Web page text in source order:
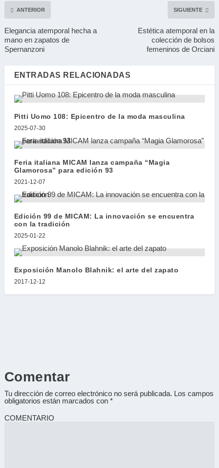
ANTERIOR
Elegancia atemporal hecha a
mano en zapatos de
Spernanzoni
SIGUIENTE
Estética atemporal en la
colección de bolsos
femeninos de Orciani
ENTRADAS RELACIONADAS
Pitti Uomo 108: Epicentro de la moda masculina
2025-07-30
Feria italiana MICAM lanza campaña “Magia
Glamorosa” para edición 93
2021-12-07
Edición 99 de MICAM: La innovación se encuentra
con la tradición
2025-01-22
Exposición Manolo Blahnik: el arte del zapato
2017-12-12
Comentar
Tu dirección de correo electrónico no será publicada. Los campos
obligatorios están marcados con *
COMENTARIO